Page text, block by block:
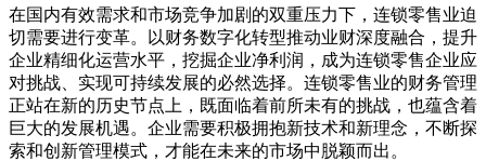
在国内有效需求和市场竞争加剧的双重压力下，连锁零售业迫
切需要进行变革。以财务数字化转型推动业财深度融合，提升
企业精细化运营水平，挖掘企业净利润，成为连锁零售企业应
对挑战、实现可持续发展的必然选择。连锁零售业的财务管理
正站在新的历史节点上，既面临着前所未有的挑战，也蕴含着
巨大的发展机遇。企业需要积极拥抱新技术和新理念，不断探
索和创新管理模式，才能在未来的市场中脱颖而出。